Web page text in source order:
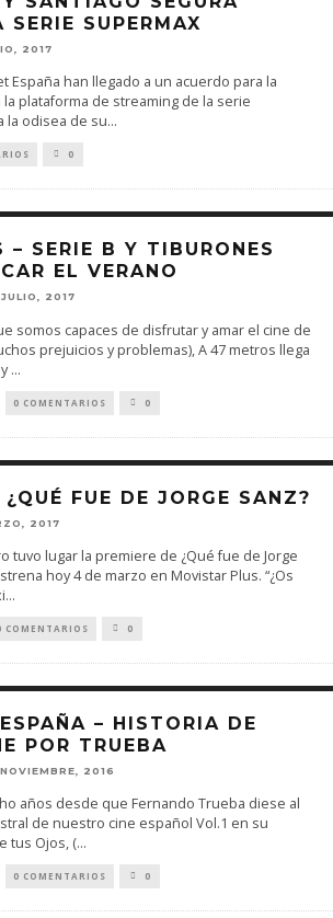
SERIE SUPERMAX
2017
España han llegado a un acuerdo para la
plataforma de streaming de la serie
la odisea de su...
0
– SERIE B Y TIBURONES
EL VERANO
2017
somos capaces de disfrutar y amar el cine de
prejuicios y problemas), A 47 metros llega
...
0 COMENTARIOS 0
¿QUÉ FUE DE JORGE SANZ?
2017
tuvo lugar la premiere de ¿Qué fue de Jorge
hoy 4 de marzo en Movistar Plus. “¿Os
...
COMENTARIOS 0
– HISTORIA DE
POR TRUEBA
2016
años desde que Fernando Trueba diese al
de nuestro cine español Vol.1 en su
tus Ojos, (...
0 COMENTARIOS 0